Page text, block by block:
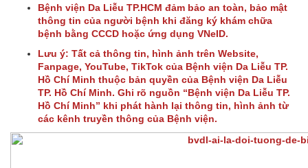
Bệnh viện Da Liễu TP.HCM đảm bảo an toàn, bảo mật
thông tin của người bệnh khi đăng ký khám chữa
bệnh bằng CCCD hoặc ứng dụng VNeID.
Lưu ý: Tất cả thông tin, hình ảnh trên Website,
Fanpage, YouTube, TikTok của Bệnh viện Da Liễu TP.
Hồ Chí Minh thuộc bản quyền của Bệnh viện Da Liễu
TP. Hồ Chí Minh. Ghi rõ nguồn “Bệnh viện Da Liễu TP.
Hồ Chí Minh” khi phát hành lại thông tin, hình ảnh từ
các kênh truyền thông của Bệnh viện.